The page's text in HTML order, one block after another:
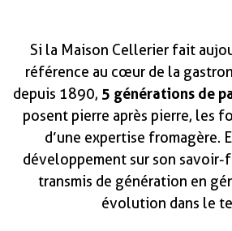
Si la Maison Cellerier fait
référence au cœur de la
depuis 1890, 5 générations de
posent pierre après pierre, les
d’une expertise fromagère.
développement sur son savoir-
transmis de génération en
évolution dans le